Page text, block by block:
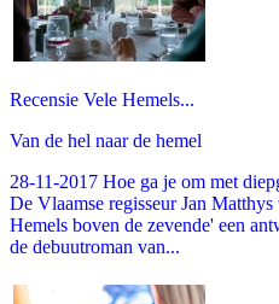
Recensie Vele Hemels...
Van de hel naar de hemel
28-11-2017 Hoe ga je om met
De Vlaamse regisseur Jan
Hemels boven de zevende' een
de debuutroman van...